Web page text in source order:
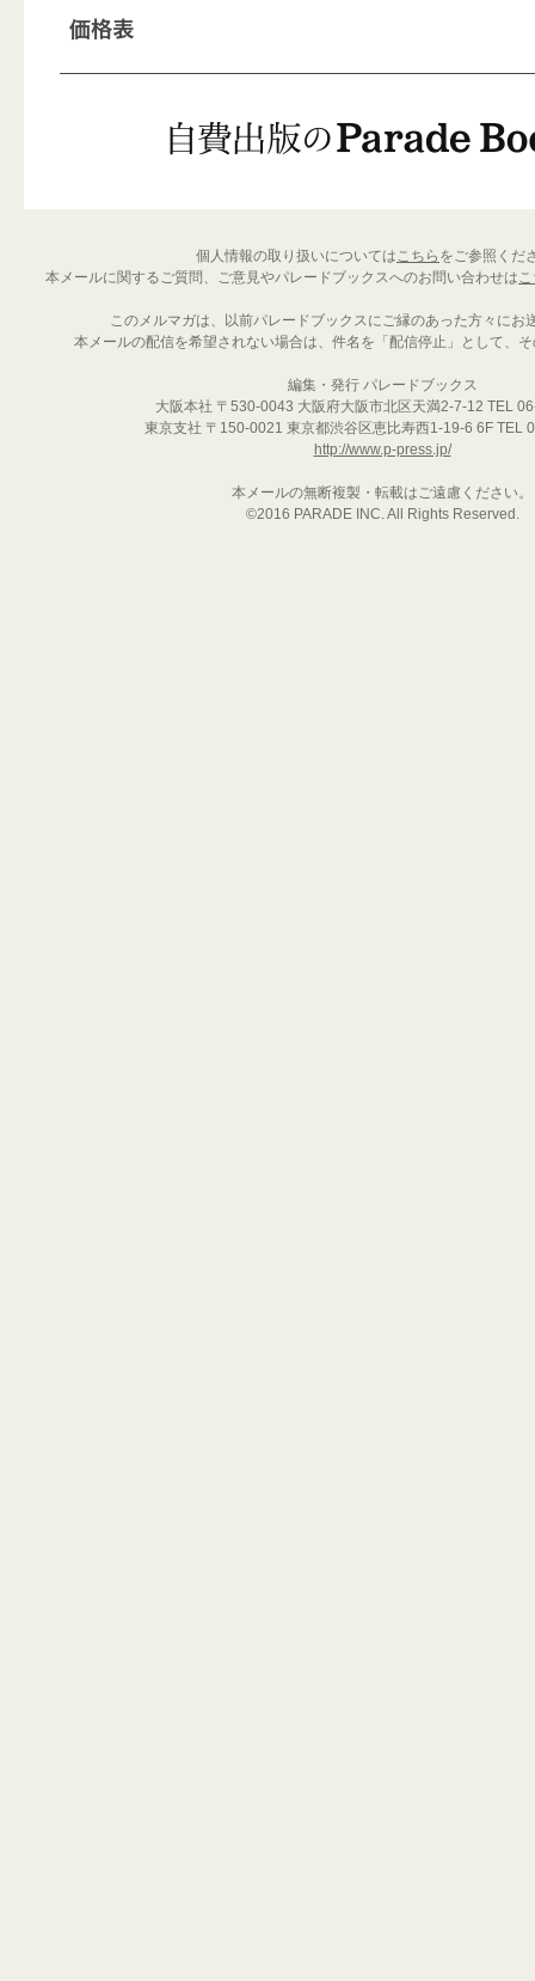
個人情報の取り扱いについてはこちら をご参照くだ
本メールに関するご質問、ご意見やパレードブックスへのお問い合わせは
このメルマガは、以前パレードブックスにご縁のあった方々にお
本メールの配信を希望されない場合は、件名を「配信停止」として、
編集・発行 パレードブックス
大阪本社 〒530-0043 大阪府大阪市北区天満2-7-12 TEL
東京支社 〒150-0021 東京都渋谷区恵比寿西1-19-6 6F TEL
http://www.p-press.jp/
本メールの無断複製・転載はご遠慮ください。
©2016 PARADE INC. All Rights Reserved.